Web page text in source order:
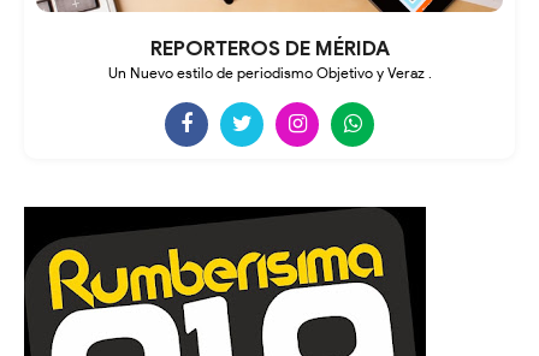
REPORTEROS DE MÉRIDA
Un Nuevo estilo de periodismo Objetivo y Veraz .